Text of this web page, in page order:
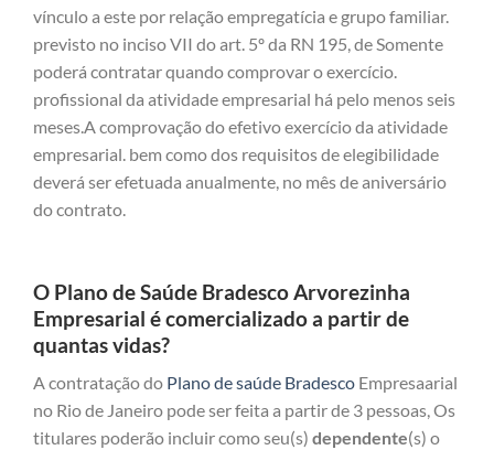
vínculo a este por relação empregatícia e grupo familiar.
previsto no inciso VII do art. 5º da RN 195, de Somente
poderá contratar quando comprovar o exercício.
profissional da atividade empresarial há pelo menos seis
meses.A comprovação do efetivo exercício da atividade
empresarial. bem como dos requisitos de elegibilidade
deverá ser efetuada anualmente, no mês de aniversário
do contrato.
O Plano de Saúde Bradesco Arvorezinha
Empresarial é comercializado a partir de
quantas vidas?
A contratação do Plano de saúde Bradesco Empresaarial
no Rio de Janeiro pode ser feita a partir de 3 pessoas, Os
titulares poderão incluir como seu(s) dependente(s) o